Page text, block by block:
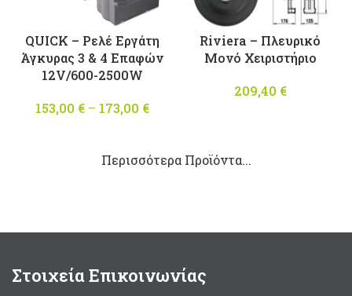
QUICK – Ρελέ Εργάτη
Άγκυρας 3 & 4 Επαφών
12V/600-2500W
153,00 € – 173,00 €
through
Riviera – Πλευρικό
Μονό Χειριστήριο
209,40 €
Περισσότερα Προϊόντα...
Στοιχεία Επικοινωνίας